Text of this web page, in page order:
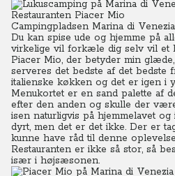
Restauranten Piacer Mio
Campingpladsen Marina di
Du kan spise ude og hjemme på
virkelige vil forkæle dig selv vil et
Piacer Mio, der betyder min
serveres det bedste af det bedste
italienske køkken og det er igen i
Menukortet er en sand palette af
efter den anden og skulle der
isen naturligvis på hjemmelavet
dyrt, men det er det ikke. Der er
kunne have råd til denne
Restauranten er ikke så stor, så
især i højsæsonen.